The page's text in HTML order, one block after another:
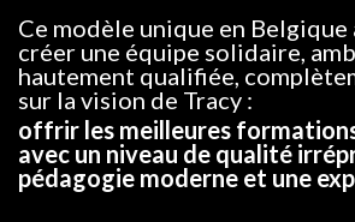
Ce modèle unique en Belgique
créer une équipe solidaire,
hautement qualifiée,
sur la vision de Tracy :
offrir les meilleures
avec un niveau de qualité
pédagogie moderne et une